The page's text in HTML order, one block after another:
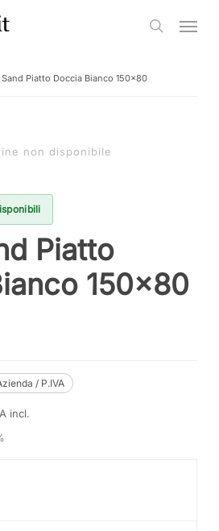
search
Sand Piatto Doccia Bianco 150×80
non disponibile
Piatto
150×80
/ P.IVA
incl.